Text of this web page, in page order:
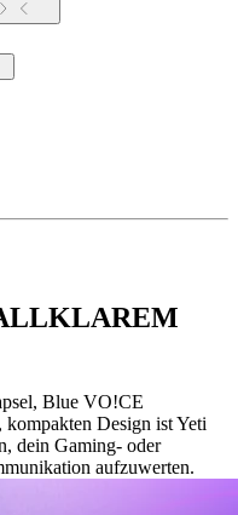
Blue VO!CE
Design ist Yeti
dein Gaming- oder
aufzuwerten.